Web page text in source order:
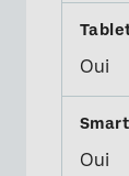
Oui
Oui